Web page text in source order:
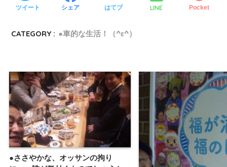
ツイート シェア はてブ LINE Pocket
CATEGORY : ●車的な生活！（^ε^）
●ささやかな、オッサンの拘り